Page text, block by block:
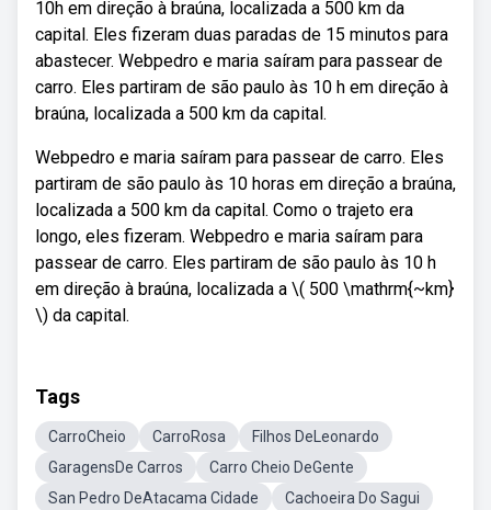
10h em direção à braúna, localizada a 500 km da
capital. Eles fizeram duas paradas de 15 minutos para
abastecer. Webpedro e maria saíram para passear de
carro. Eles partiram de são paulo às 10 h em direção à
braúna, localizada a 500 km da capital.
Webpedro e maria saíram para passear de carro. Eles
partiram de são paulo às 10 horas em direção a braúna,
localizada a 500 km da capital. Como o trajeto era
longo, eles fizeram. Webpedro e maria saíram para
passear de carro. Eles partiram de são paulo às 10 h
em direção à braúna, localizada a \( 500 \mathrm{~km}
\) da capital.
Tags
CarroCheio CarroRosa
Filhos DeLeonardo
GaragensDe Carros
Carro Cheio DeGente
San Pedro DeAtacama Cidade
Cachoeira Do Sagui